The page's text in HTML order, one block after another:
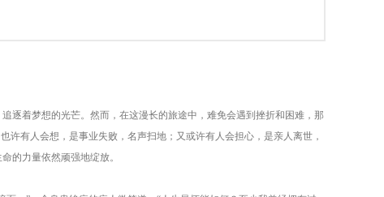
逐着梦想的光芒。然而，在这漫长的旅途中，难免会遇到挫折和困难，那
许有人会想，是事业失败，名声扫地；又或许有人会担心，是亲人离世，
的力量依然顽强地绽放。